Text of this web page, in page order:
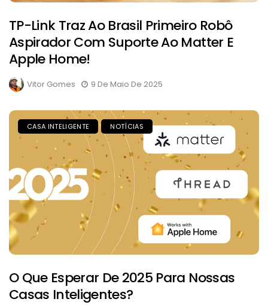
TP-Link Traz Ao Brasil Primeiro Robô
Aspirador Com Suporte Ao Matter E
Apple Home!
Vitor Gomes 9 De Maio De 2025
CASA INTELIGENTE NOTÍCIAS
O Que Esperar De 2025 Para Nossas
Casas Inteligentes?